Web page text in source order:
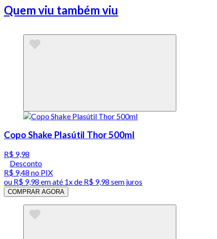
Quem viu também viu
Copo Shake Plasútil Thor 500ml
R$ 9,98
Desconto
R$ 9,48 no PIX
ou R$ 9,98 em até 1x de R$ 9,98 sem juros
COMPRAR AGORA